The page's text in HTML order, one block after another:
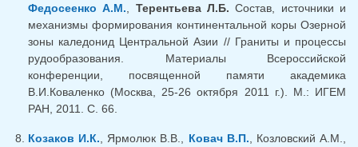
Федосеенко А.М.
Терентьева Л.Б. Состав, источники и
механизмы формирования континентальной коры Озерной
зоны каледонид Центральной Азии // Граниты и процессы
рудообразования. Материалы Всероссийской
конференции, посвященной памяти академика
В.И.Коваленко (Москва, 25-26 октября 2011 г.). М.: ИГЕМ
РАН, 2011. С. 66.
Козаков И.К. , Ярмолюк В.В., Ковач В.П. , Козловский А.М.,